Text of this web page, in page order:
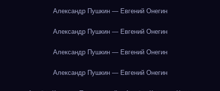
Александр Пушкин — Евгений Онегин
Александр Пушкин — Евгений Онегин
Александр Пушкин — Евгений Онегин
Александр Пушкин — Евгений Онегин